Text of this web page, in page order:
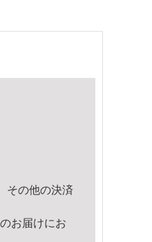
その他の決済
お届けにお